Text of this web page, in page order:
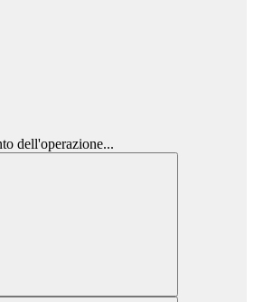
dell'operazione...